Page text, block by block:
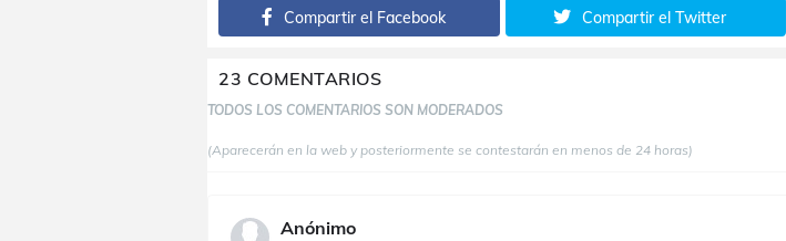
Compartir el Facebook Compartir el Twitter
23 COMENTARIOS
TODOS LOS COMENTARIOS SON MODERADOS
(Aparecerán en la web y posteriormente se contestarán en menos de 24 horas)
Anónimo